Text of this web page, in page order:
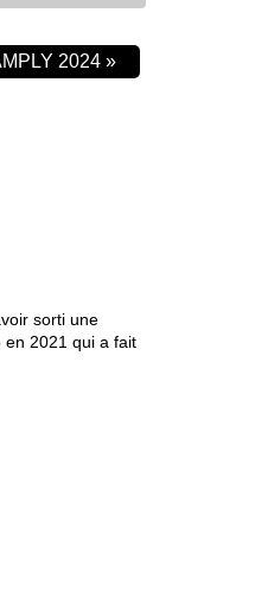
2024 »
sorti une
en 2021 qui a fait